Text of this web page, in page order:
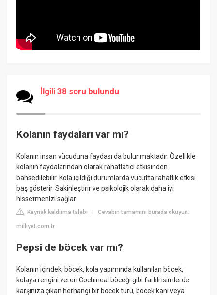
İlgili 38 soru bulundu
Kolanın faydaları var mı?
Kolanın insan vücuduna faydası da bulunmaktadır. Özellikle
kolanın faydalarından olarak rahatlatıcı etkisinden
bahsedilebilir. Kola içildiği durumlarda vücutta rahatlık etkisi
baş gösterir. Sakinleştirir ve psikolojik olarak daha iyi
hissetmenizi sağlar.
Kaynak kaldırma talebi |Cevabın tamamını burada okuyun:
milliyet.com.tr
Pepsi de böcek var mı?
Kolanın içindeki böcek, kola yapımında kullanılan böcek,
kolaya rengini veren Cochineal böceği gibi farklı isimlerde
karşınıza çıkan herhangi bir böcek türü, böcek kanı veya